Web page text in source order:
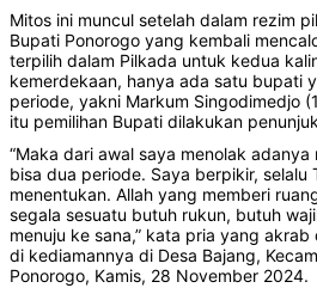
Mitos ini muncul setelah dalam rezim
Bupati Ponorogo yang kembali
terpilih dalam Pilkada untuk kedua
kemerdekaan, hanya ada satu bupati
periode, yakni Markum Singodimedjo
itu pemilihan Bupati dilakukan
“Maka dari awal saya menolak
bisa dua periode. Saya berpikir, selalu
menentukan. Allah yang memberi
segala sesuatu butuh rukun, butuh
menuju ke sana,” kata pria yang
di kediamannya di Desa Bajang,
Ponorogo, Kamis, 28 November 2024.